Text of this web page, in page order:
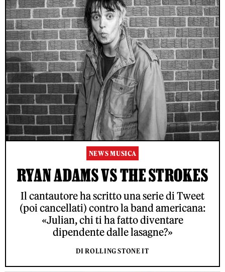
NEWS MUSICA
RYAN ADAMS VS THE STROKES
Il cantautore ha scritto una serie di Tweet
(poi cancellati) contro la band americana:
«Julian, chi ti ha fatto diventare
dipendente dalle lasagne?»
DI ROLLING STONE IT